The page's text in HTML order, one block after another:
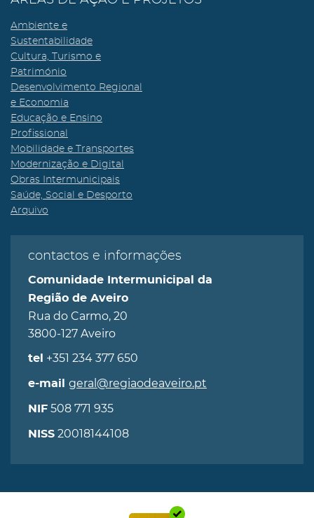
Ambiente e
Sustentabilidade
Cultura, Turismo e
Património
Desenvolvimento Regional
e Economia
Educação e Ensino
Profissional
Mobilidade e Transportes
Modernização e Digital
Obras Intermunicipais
Saúde, Social e Desporto
Arquivo
contactos e informações
Comunidade Intermunicipal da
Região de Aveiro
Rua do Carmo, 20
3800-127 Aveiro
tel +351 234 377 650
e-mail geral@regiaodeaveiro.pt
NIF 508 771 935
NISS 20018144108